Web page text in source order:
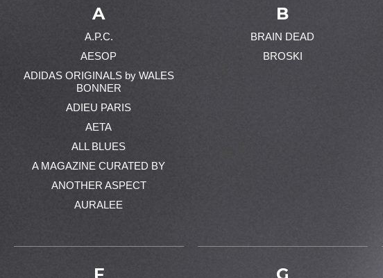
A
A.P.C.
AESOP
ADIDAS ORIGINALS by WALES
BONNER
ADIEU PARIS
AETA
ALL BLUES
A MAGAZINE CURATED BY
ANOTHER ASPECT
AURALEE
B
BRAIN DEAD
BROSKI